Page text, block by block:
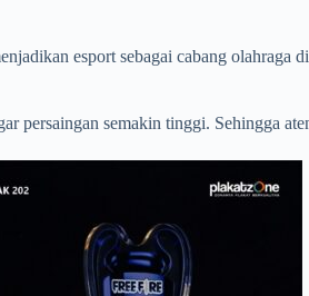
esport sebagai cabang
persaingan semakin tinggi. Sehingga